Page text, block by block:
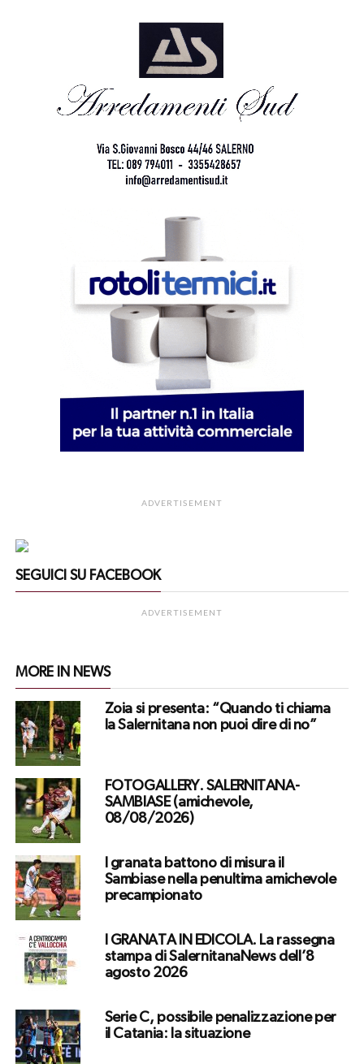
ADVERTISEMENT
SEGUICI SU FACEBOOK
ADVERTISEMENT
MORE IN NEWS
Zoia si presenta: “Quando ti chiama
la Salernitana non puoi dire di no”
FOTOGALLERY. SALERNITANA-
SAMBIASE (amichevole,
08/08/2026)
I granata battono di misura il
Sambiase nella penultima amichevole
precampionato
I GRANATA IN EDICOLA. La rassegna
stampa di SalernitanaNews dell’8
agosto 2026
Serie C, possibile penalizzazione per
il Catania: la situazione